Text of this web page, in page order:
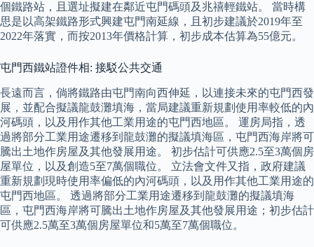
個鐵路站，且選址擬建在鄰近屯門碼頭及兆禧輕鐵站。 當時構
思是以高架鐵路形式興建屯門南延線，且初步建議於2019年至
2022年落實，而按2013年價格計算，初步成本估算為55億元。
屯門西鐵站證件相: 接駁公共交通
長遠而言，倘將鐵路由屯門南向西伸延，以連接未來的屯門西發
展，並配合擬議龍鼓灘填海，當局建議重新規劃使用率較低的內
河碼頭，以及用作其他工業用途的屯門西地區。 運房局指，透
過將部分工業用途遷移到龍鼓灘的擬議填海區，屯門西海岸將可
騰出土地作房屋及其他發展用途。 初步估計可供應2.5至3萬個房
屋單位，以及創造5至7萬個職位。 立法會文件又指，政府建議
重新規劃現時使用率偏低的內河碼頭，以及用作其他工業用途的
屯門西地區。 透過將部分工業用途遷移到龍鼓灘的擬議填海
區，屯門西海岸將可騰出土地作房屋及其他發展用途；初步估計
可供應2.5萬至3萬個房屋單位和5萬至7萬個職位。